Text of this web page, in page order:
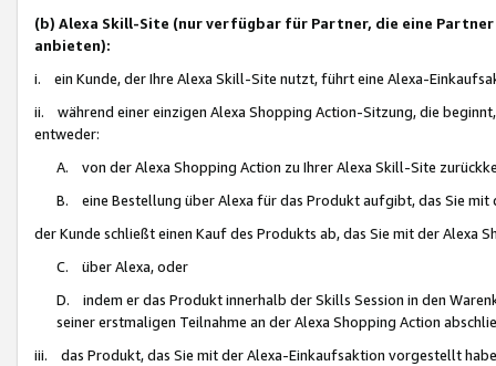
(b) Alexa Skill-Site (nur verfügbar für Partner, die eine
anbieten):
i. ein Kunde, der Ihre Alexa Skill-Site nutzt, führt eine Alexa-
ii. während einer einzigen Alexa Shopping Action-Sitzung, die
entweder:
A. von der Alexa Shopping Action zu Ihrer Alexa Skill-Site
B. eine Bestellung über Alexa für das Produkt aufgibt, das Sie mit
der Kunde schließt einen Kauf des Produkts ab, das Sie mit der Alexa
C. über Alexa, oder
D. indem er das Produkt innerhalb der Skills Session in den
seiner erstmaligen Teilnahme an der Alexa Shopping Action
iii. das Produkt, das Sie mit der Alexa-Einkaufsaktion vorgestellt